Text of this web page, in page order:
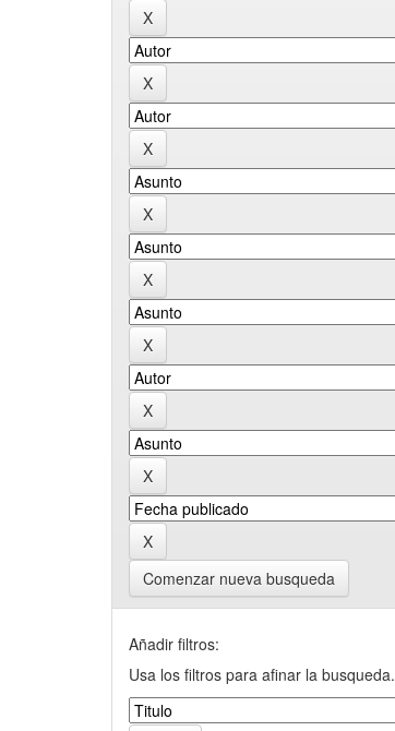
Comenzar nueva busqueda
Añadir filtros:
Usa los filtros para afinar la busqueda.